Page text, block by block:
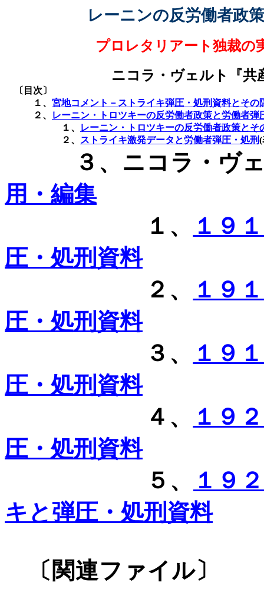
レーニンの反労働者政
プロレタリアート独裁の
ニコラ・ヴェルト『共
〔目次〕
１、 宮地コメント－ストライキ弾圧・処刑資料とその
２、
レーニン・トロツキーの反労働者政策と労働者弾
１、
レーニン・トロツキーの反労働者政策とそ
２、
ストライキ激発データと労働者弾圧・処刑(
３、ニコラ・ヴェ
用・編集
１、
１９
圧・処刑資料
２、
１９
圧・処刑資料
３、
１９
圧・処刑資料
４、
１９
圧・処刑資料
５、
１９
キと弾圧・処刑資料
〔関連フ